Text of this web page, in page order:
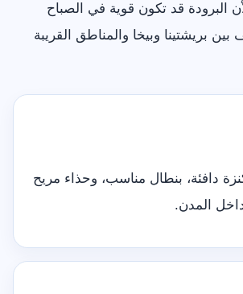
البرودة قد تكون قوية في الصباح
بريشتينا وبيخا والمناطق القريبة
دافئة، بنطال مناسب، وحذاء مريح
المدن.